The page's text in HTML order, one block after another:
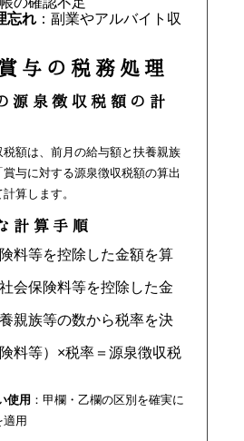
忘れ ：副業やアルバイト収
の税務処理
泉徴収税額の計
額は、前月の給与額と扶養親族
与に対する源泉徴収税額の算出
算します。
計算手順
料等を控除した金額を算
会保険料等を控除した金
親族等の数から税率を決
料等）×税率＝源泉徴収税
使用 ：甲欄・乙欄の区別を確実に
適用